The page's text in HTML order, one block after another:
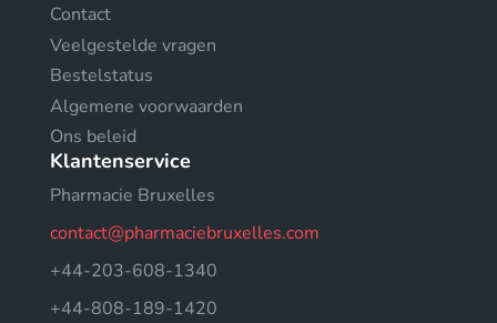
Contact
Veelgestelde vragen
Bestelstatus
Algemene voorwaarden
Ons beleid
Klantenservice
Pharmacie Bruxelles
contact@pharmaciebruxelles.com
+44-203-608-1340
+44-808-189-1420